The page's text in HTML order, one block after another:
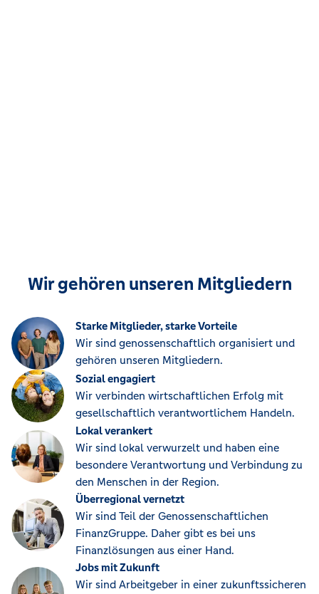
Wir gehören unseren Mitgliedern
Starke Mitglieder, starke Vorteile
Wir sind genossenschaftlich organisiert und
gehören unseren Mitgliedern.
Sozial engagiert
Wir verbinden wirtschaftlichen Erfolg mit
gesellschaftlich verantwortlichem Handeln.
Lokal verankert
Wir sind lokal verwurzelt und haben eine
besondere Verantwortung und Verbindung zu
den Menschen in der Region.
Überregional vernetzt
Wir sind Teil der Genossenschaftlichen
FinanzGruppe. Daher gibt es bei uns
Finanzlösungen aus einer Hand.
Jobs mit Zukunft
Wir sind Arbeitgeber in einer zukunftssicheren